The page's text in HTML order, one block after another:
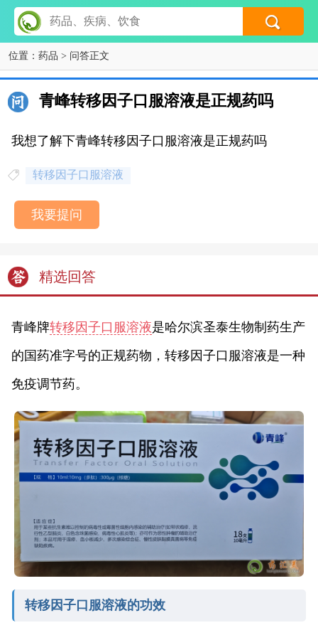
位置： 药品 > 问答正文
青峰转移因子口服溶液是正规药吗
我想了解下青峰转移因子口服溶液是正规药吗
转移因子口服溶液
我要提问
精选回答
青峰牌转移因子口服溶液是哈尔滨圣泰生物制药生产
的国药准字号的正规药物，转移因子口服溶液是一种
免疫调节药。
转移因子口服溶液的功效